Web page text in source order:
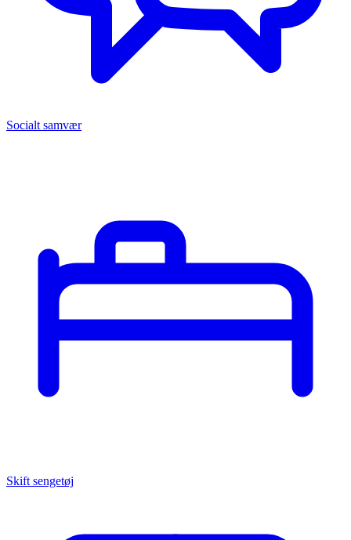
Socialt samvær
Skift sengetøj